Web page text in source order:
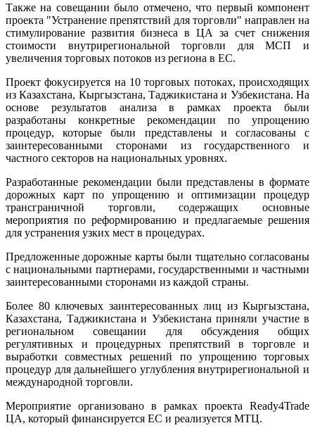
Также на совещании было отмечено, что первый компонент
проекта "Устранение препятствий для торговли" направлен на
стимулирование развития бизнеса в ЦА за счет снижения
cтоимости внутрирегиональной торговли для МСП и
увеличения торговых потоков из региона в ЕС.
Проект фокусируется на 10 торговых потоках, происходящих
из Казахстана, Кыргызстана, Таджикистана и Узбекистана. На
основе результатов анализа в рамках проекта были
разработаны конкретные рекомендации по упрощению
процедур, которые были представлены и согласованы с
заинтересованными сторонами из государственного и
частного секторов на национальных уровнях.
Разработанные рекомендации были представлены в формате
дорожных карт по упрощению и оптимизации процедур
трансграничной торговли, содержащих основные
мероприятия по реформированию и предлагаемые решения
для устранения узких мест в процедурах.
Предложенные дорожные карты были тщательно согласованы
с национальными партнерами, государственными и частными
заинтересованными сторонами из каждой страны.
Более 80 ключевых заинтересованных лиц из Кыргызстана,
Казахстана, Таджикистана и Узбекистана приняли участие в
региональном совещании для обсуждения общих
регулятивных и процедурных препятствий в торговле и
выработки совместных решений по упрощению торговых
процедур для дальнейшего углубления внутрирегиональной и
международной торговли.
Мероприятие организовано в рамках проекта Ready4Trade
ЦА, который финансируется ЕС и реализуется МТЦ.